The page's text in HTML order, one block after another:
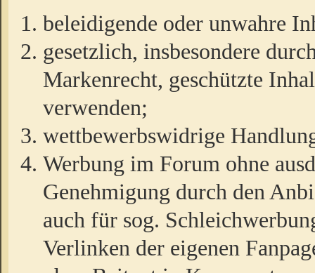
beleidigende oder unwahre
gesetzlich, insbesondere
Markenrecht, geschützte
verwenden;
wettbewerbswidrige
Werbung im Forum ohne
Genehmigung durch den
auch für sog.
Verlinken der eigenen